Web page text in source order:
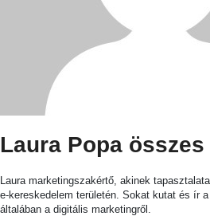
Laura Popa
Laura marketingszakértő, akinek
e-kereskedelem területén. Sokat kutat és ír
általában a digitális marketingről.